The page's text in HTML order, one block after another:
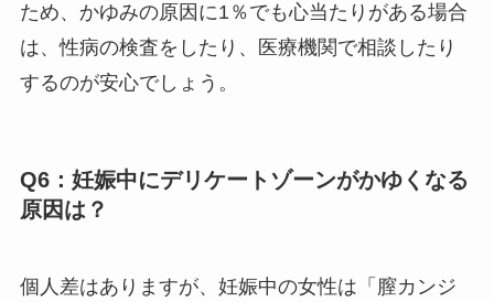
ため、かゆみの原因に1％でも心当たりがある場合
は、性病の検査をしたり、医療機関で相談したり
するのが安心でしょう。
Q6：妊娠中にデリケートゾーンがかゆくなる
原因は？
個人差はありますが、妊娠中の女性は「膣カンジ